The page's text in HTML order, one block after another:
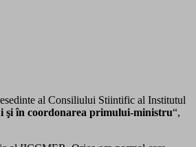
al Consiliului Stiintific al Institutul
şi în coordonarea primului-ministru“,